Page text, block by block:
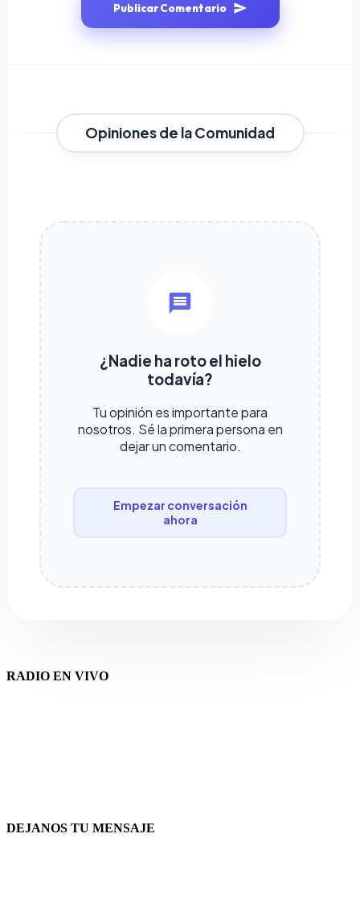
Publicar Comentario
Opiniones de la Comunidad
¿Nadie ha roto el hielo
todavía?
Tu opinión es importante para
nosotros. Sé la primera persona en
dejar un comentario.
Empezar conversación
ahora
RADIO EN VIVO
DEJANOS TU MENSAJE